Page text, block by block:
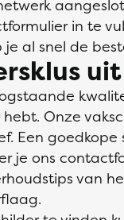
in te
al snel de
Onze
Een goedkope
je ons
van